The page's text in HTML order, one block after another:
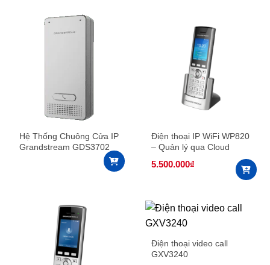
Hệ Thống Chuông Cửa IP
Grandstream GDS3702
Điện thoại IP WiFi WP820
– Quản lý qua Cloud
5.500.000₫
Điện thoại video call
GXV3240